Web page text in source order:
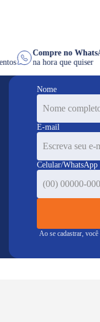
Compre no
na hora que
Nome
E-mail
Celular/WhatsApp
Ao se cadastrar,